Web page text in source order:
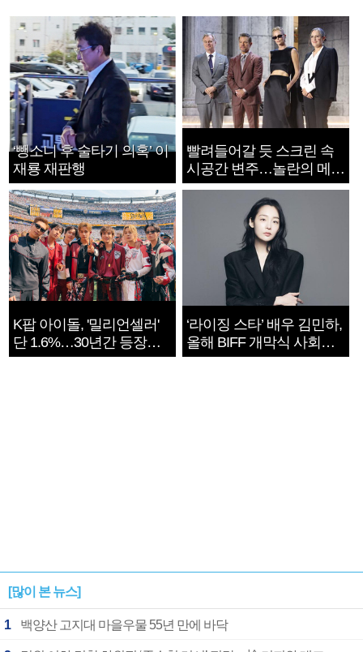
‘뺑소니 후 술타기 의혹’ 이
재룡 재판행
빨려들어갈 듯 스크린 속
시공간 변주…놀란의 메시
지는 ‘전쟁 속죄’
K팝 아이돌, '밀리언셀러'
단 1.6%…30년간 등장
1182개팀 전수조사
‘라이징 스타’ 배우 김민하,
올해 BIFF 개막식 사회자
확정
[많이 본 뉴스]
1 백양산 고지대 마을우물 55년 만에 바닥